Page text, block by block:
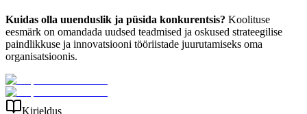
Kuidas olla uuenduslik ja püsida konkurentsis? Koolituse
eesmärk on omandada uudsed teadmised ja oskused strateegilise
paindlikkuse ja innovatsiooni tööriistade juurutamiseks oma
organisatsioonis.
Kirjeldus